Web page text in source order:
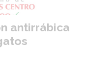
antirrábica